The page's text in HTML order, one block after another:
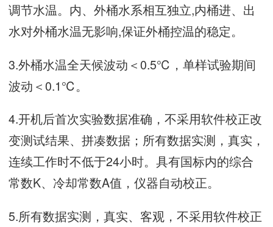
调节水温。内、外桶水系相互独立,内桶进、出
水对外桶水温无影响,保证外桶控温的稳定。
3.外桶水温全天候波动＜0.5℃，单样试验期间
波动＜0.1℃。
4.开机后首次实验数据准确，不采用软件校正改
变测试结果、拼凑数据；所有数据实测，真实，
连续工作时不低于24小时。具有国标内的综合
常数K、冷却常数A值，仪器自动校正。
5.所有数据实测，真实、客观，不采用软件校正